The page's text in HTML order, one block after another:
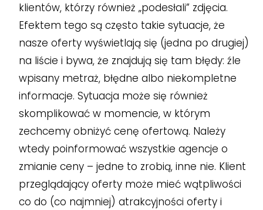
klientów, którzy również „podesłali” zdjęcia.
Efektem tego są często takie sytuacje, że
nasze oferty wyświetlają się (jedna po drugiej)
na liście i bywa, że znajdują się tam błędy: źle
wpisany metraż, błędne albo niekompletne
informacje. Sytuacja może się również
skomplikować w momencie, w którym
zechcemy obniżyć cenę ofertową. Należy
wtedy poinformować wszystkie agencje o
zmianie ceny – jedne to zrobią, inne nie. Klient
przeglądający oferty może mieć wątpliwości
co do (co najmniej) atrakcyjności oferty i